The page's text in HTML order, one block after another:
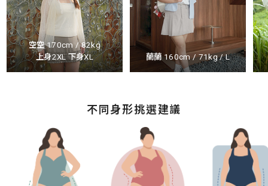
空空 170cm / 82kg
上身2XL 下身XL
蘭蘭 160cm / 71kg / L
不同身形挑選建議